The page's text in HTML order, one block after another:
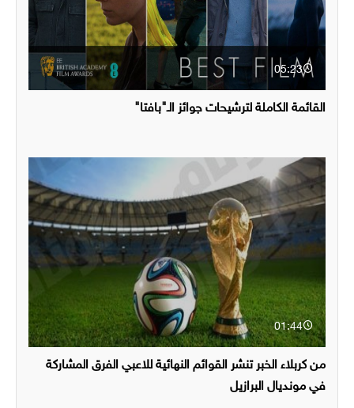
05:23
القائمة الكاملة لترشيحات جوائز الـ"بافتا"
01:44
من كربلاء الخبر تنشر القوائم النهائية للاعبي الفرق المشاركة
في مونديال البرازيل